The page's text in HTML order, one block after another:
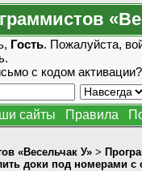
Гость. Пожалуйста,
.
с кодом активации?
сайты Правила
«Весельчак У» >
доки под номерами с